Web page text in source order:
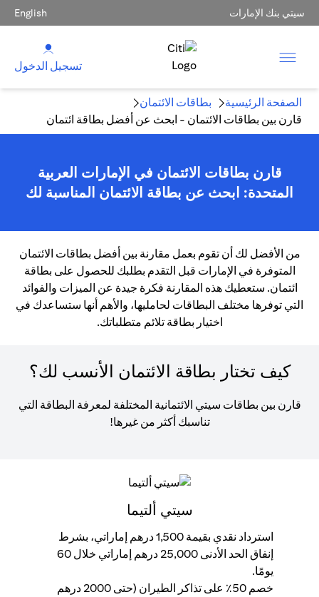
سيتي بنك الإمارات English
تسجيل الدخول
الصفحة الرئيسية
بطاقات الائتمان
قارن بين بطاقات الائتمان - ابحث عن أفضل بطاقة ائتمان
قارن بطاقات الائتمان في الإمارات العربية
المتحدة: ابحث عن بطاقة الائتمان المناسبة لك
من الأفضل لك أن تقوم بعمل مقارنة بين أفضل بطاقات الائتمان
المتوفرة في الإمارات قبل التقدم بطلبك للحصول على بطاقة
ائتمان. ستعطيك هذه المقارنة فكرة جيدة عن الميزات والفوائد
التي توفرها مختلف البطاقات لحامليها، والأهم أنها ستساعدك في
اختيار بطاقة تلائم متطلباتك.
كيف تختار بطاقة الائتمان الأنسب لك؟
قارن بين بطاقات سيتي الائتمانية المختلفة لمعرفة البطاقة التي
تناسبك أكثر من غيرها!
سيتي ألتيما
استرداد نقدي بقيمة 1,500 درهم إماراتي، بشرط
إنفاق الحد الأدنى 25,000 درهم إماراتي خلال 60
يومًا.
خصم 50٪ على تذاكر الطيران (حتى 2000 درهم